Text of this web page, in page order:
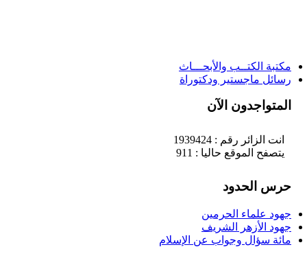
مكتبة الكتــب والأبحـــاث
رسائل ماجستير ودكتوراة
المتواجدون الآن
انت الزائر رقم : 1939424
يتصفح الموقع حاليا : 911
حرس الحدود
جهود علماء الحرمين
جهود الأزهر الشريف
مائة سؤال وجواب عن الإسلام